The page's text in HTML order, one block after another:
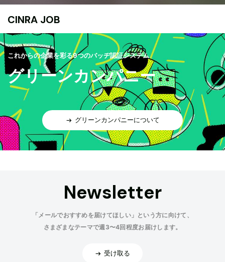
CINRA JOB
これからの企業を彩る9つのバッヂ認証システム
グリーンカンパニー
グリーンカンパニーについて
Newsletter
「メールでおすすめを届けてほしい」という方に向けて、
さまざまなテーマで週3〜4回程度お届けします。
受け取る